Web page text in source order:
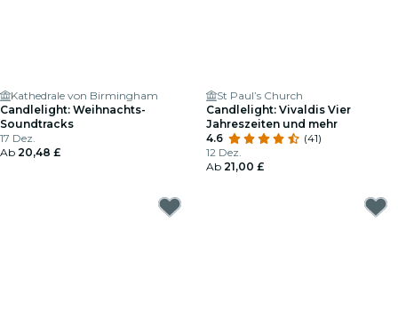
Kathedrale von Birmingham
Candlelight: Weihnachts-
Soundtracks
17 Dez.
Ab 20,48 £
St Paul’s Church
Candlelight: Vivaldis Vier
Jahreszeiten und mehr
4.6
(41)
12 Dez.
Ab 21,00 £